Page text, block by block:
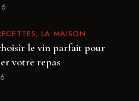
LA MAISON
le vin parfait pour
votre repas